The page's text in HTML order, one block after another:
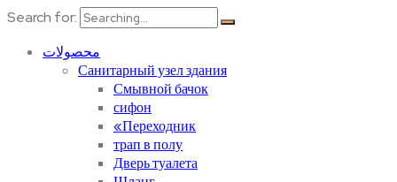
Search for:
محصولات
Санитарный узел здания
Смывной бачок
сифон
«Переходник
трап в полу
Дверь туалета